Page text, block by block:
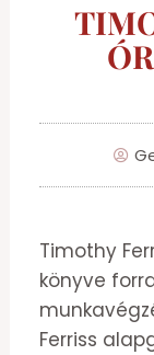
Timothy
könyve
Ferriss